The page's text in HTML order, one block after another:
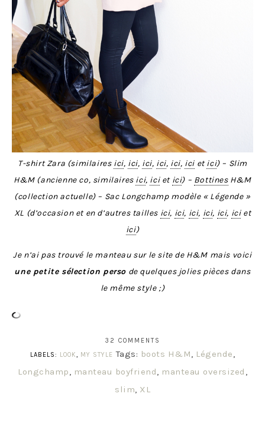
T-shirt Zara (similaires ici, ici, ici, ici, ici, icietici) – Slim
H&M (ancienne co, similaires ici, iciet ici) – BottinesH&M
(collection actuelle) – Sac Longchamp modèle « Légende »
XL (d’occasion et en d’autres tailles ici, ici, ici, ici, ici, iciet
ici)
Je n’ai pas trouvé le manteau sur le site de H&M mais voici
une petite sélection perso de quelques jolies pièces dans
le même style ;)
32 COMMENTS
LABELS: LOOK, MY STYLE Tags: boots H&M, Légende,
Longchamp, manteau boyfriend, manteau oversized ,
slim, XL